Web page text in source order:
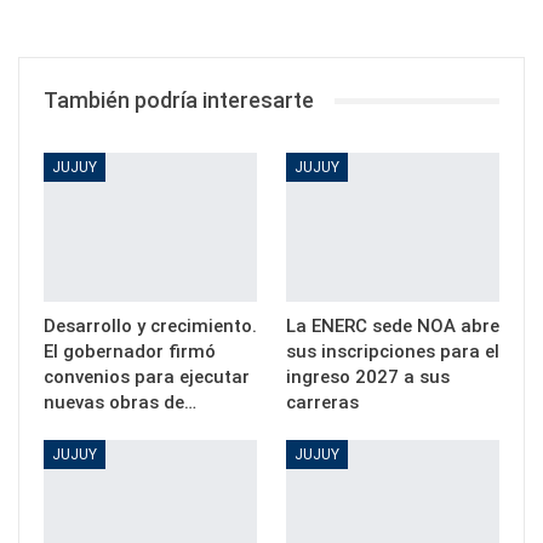
También podría interesarte
JUJUY
Desarrollo y crecimiento.
El gobernador firmó
convenios para ejecutar
nuevas obras de…
JUJUY
La ENERC sede NOA abre
sus inscripciones para el
ingreso 2027 a sus
carreras
JUJUY JUJUY